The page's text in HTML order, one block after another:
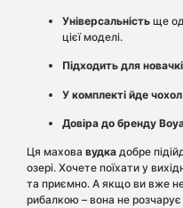
Універсальність ще
цієї моделі.
Підходить для
У комплекті йде
Довіра до бренду
Ця махова вудка добре
озері. Хочете поїхати у
та приємно. А якщо ви вже
рибалкою – вона не розчарує